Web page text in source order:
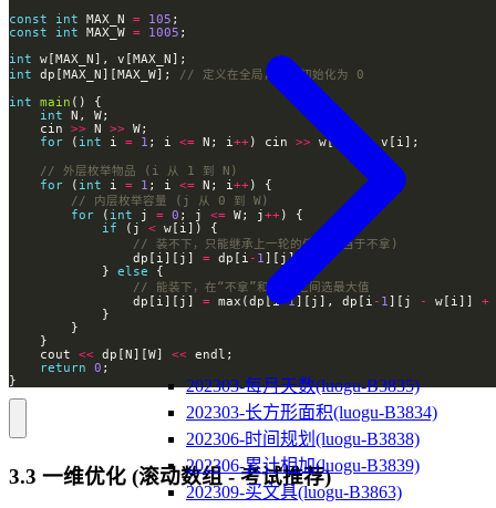
202303-每月天数(luogu-B3835)
202303-长方形面积(luogu-B3834)
202306-时间规划(luogu-B3838)
202306-累计相加(luogu-B3839)
202309-买文具(luogu-B3863)
const
int MAX_N = 105
const
int MAX_W = 1005
int
int dp[MAX_N][MAX_W];
int main
int
    cin
>> N >>
for ( int i = 1 ; i <= N; i ++) cin >> w[i] >>
for ( int i = 1 ; i <= N; i ++
for ( int j = 0 ; j <= W; j++
if (j <
                dp[i][j]
= dp[i - 1
            }
else
                dp[i][j]
= max(dp[i-1][j], dp[i - 1 ][j - w[i]] +
    cout
<< dp[N][W] <<
return
0
}
3.3 一维优化 (滚动数组 - 考试推荐)